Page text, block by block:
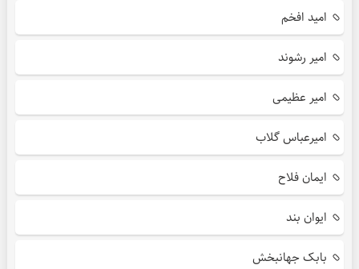
امید افخم
امیر رشوند
امیر عظیمی
امیرعباس گلاب
ایمان فلاح
ایوان بند
بابک جهانبخش